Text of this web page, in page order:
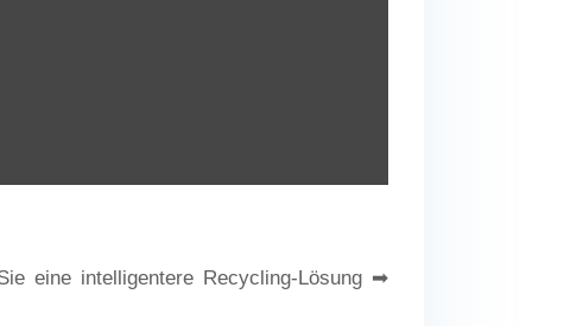
eine intelligentere Recycling-Lösung ➡